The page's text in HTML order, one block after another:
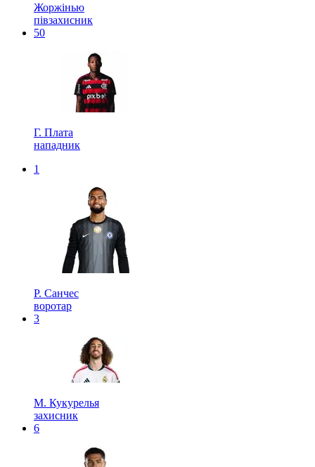
Жоржінью
півзахисник
50
Г. Плата
нападник
1
Р. Санчес
воротар
3
М. Кукурелья
захисник
6